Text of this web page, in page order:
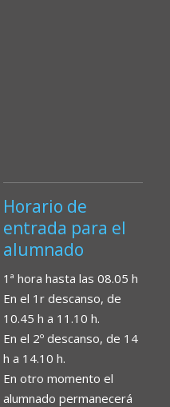
Horario de
entrada para el
alumnado
1ª hora hasta las 08.05 h
En el 1r descanso, de
10.45 h a 11.10 h.
En el 2º descanso, de 14
h a 14.10 h.
En otro momento el
alumnado permanecerá